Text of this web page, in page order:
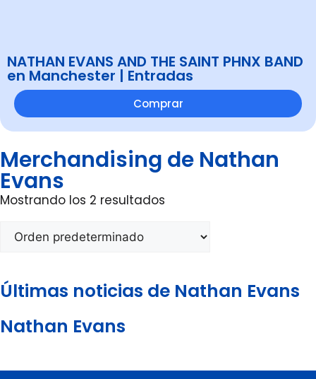
NATHAN EVANS AND THE SAINT PHNX BAND
en Manchester | Entradas
Comprar
Merchandising de Nathan
Evans
Mostrando los 2 resultados
Últimas noticias de Nathan Evans
Nathan Evans